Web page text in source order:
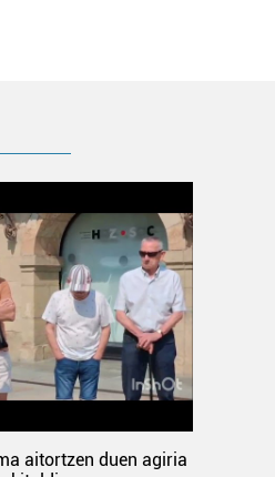
aitortzen duen agiria